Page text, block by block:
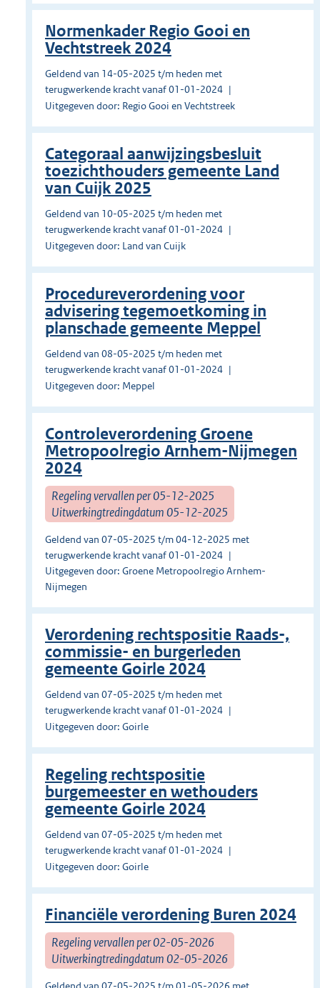
Normenkader Regio Gooi en
Vechtstreek 2024
Geldend van 14-05-2025 t/m heden met
terugwerkende kracht vanaf 01-01-2024
Uitgegeven door: Regio Gooi en Vechtstreek
Categoraal aanwijzingsbesluit
toezichthouders gemeente Land
van Cuijk 2025
Geldend van 10-05-2025 t/m heden met
terugwerkende kracht vanaf 01-01-2024
Uitgegeven door: Land van Cuijk
Procedureverordening voor
advisering tegemoetkoming in
planschade gemeente Meppel
Geldend van 08-05-2025 t/m heden met
terugwerkende kracht vanaf 01-01-2024
Uitgegeven door: Meppel
Controleverordening Groene
Metropoolregio Arnhem-Nijmegen
2024
Regeling vervallen per 05-12-2025
Uitwerkingtredingdatum 05-12-2025
Geldend van 07-05-2025 t/m 04-12-2025 met
terugwerkende kracht vanaf 01-01-2024
Uitgegeven door: Groene Metropoolregio Arnhem-
Nijmegen
Verordening rechtspositie Raads-,
commissie- en burgerleden
gemeente Goirle 2024
Geldend van 07-05-2025 t/m heden met
terugwerkende kracht vanaf 01-01-2024
Uitgegeven door: Goirle
Regeling rechtspositie
burgemeester en wethouders
gemeente Goirle 2024
Geldend van 07-05-2025 t/m heden met
terugwerkende kracht vanaf 01-01-2024
Uitgegeven door: Goirle
Financiële verordening Buren 2024
Regeling vervallen per 02-05-2026
Uitwerkingtredingdatum 02-05-2026